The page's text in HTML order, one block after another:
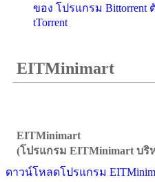
ของ โปรแกรม Bittorrent
tTorrent
EITMinimart
EITMinimart
(โปรแกรม EITMinimart บริ
ดาวน์โหลดโปรแกรม